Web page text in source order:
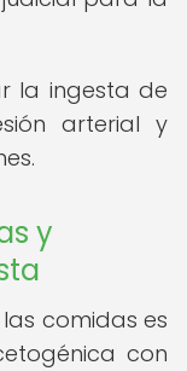
la ingesta de
arterial y
y
comidas es
con